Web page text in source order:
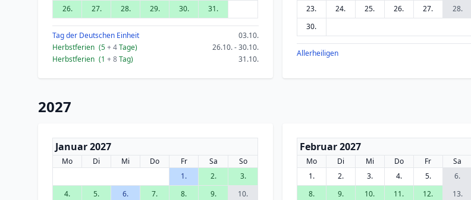
26.
27. 28. 29. 30. 31.
Tag der Deutschen Einheit
03.10.
Herbstferien (5+ 4Tage)
26.10. - 30.10.
Herbstferien (1 + 8Tag) 31.10.
23.
24. 25. 26. 27. 28.
30.
Allerheiligen
2027
Januar 2027
Mo Di Mi Do Fr Sa
So
1.
2.
3.
4.
5. 6. 7. 8. 9.
10.
Februar 2027
Mo Di Mi Do Fr Sa
1.
2. 3. 4. 5. 6.
8.
9. 10. 11. 12. 13.